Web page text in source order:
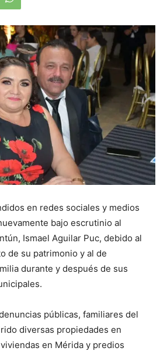
en redes sociales y medios
bajo escrutinio al
Ismael Aguilar Puc, debido al
de su patrimonio y al de
durante y después de sus
públicas, familiares del
diversas propiedades en
en Mérida y predios